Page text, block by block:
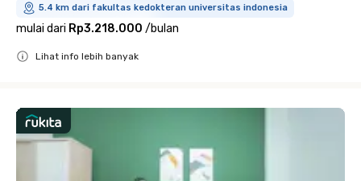
5.4 km dari fakultas kedokteran universitas indonesia
mulai dari Rp3.218.000 /bulan
Lihat info lebih banyak